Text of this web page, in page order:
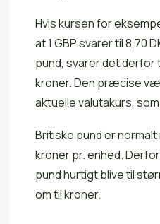
Hvis kursen for
at 1 GBP svarer til 8,70
pund, svarer det derfor
kroner. Den præcise
aktuelle valutakurs,
Britiske pund er
kroner pr. enhed.
pund hurtigt blive til
om til kroner.